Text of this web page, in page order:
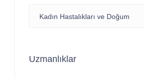
Kadın Hastalıkları ve Doğum
Uzmanlıklar